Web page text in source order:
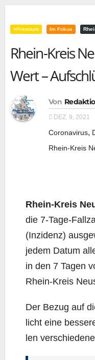
+Premium Im Fokus
Rhein-Kreis
Wert –
Von
DEZ. 9, 2021
Coronavirus,
Rhein-Kreis
Rhein-Kreis
die 7‑Ta­ge-
(Inzi­denz)
jedem Datum
in den 7 Tagen
Rhein-Kreis
Der Bezug auf
licht eine
len